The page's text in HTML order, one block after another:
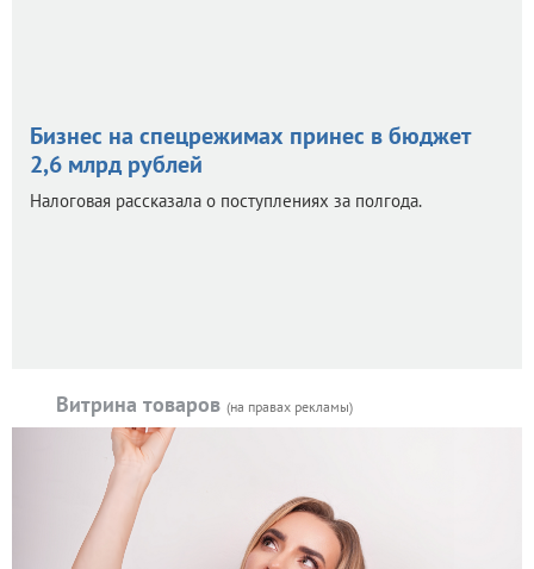
Бизнес на спецрежимах принес в бюджет
2,6 млрд рублей
Налоговая рассказала о поступлениях за полгода.
Витрина товаров (на правах рекламы)